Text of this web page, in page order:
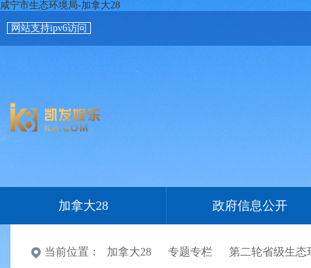
咸宁市生态环境局-加拿大28
网站支持ipv6访问
加拿大28 政府信息公开
当前位置： 加拿大28 专题专栏 第二轮省级生态